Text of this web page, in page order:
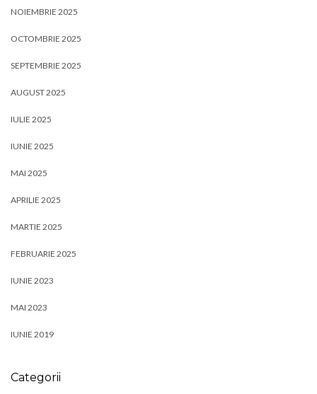
NOIEMBRIE 2025
OCTOMBRIE 2025
SEPTEMBRIE 2025
AUGUST 2025
IULIE 2025
IUNIE 2025
MAI 2025
APRILIE 2025
MARTIE 2025
FEBRUARIE 2025
IUNIE 2023
MAI 2023
IUNIE 2019
Categorii